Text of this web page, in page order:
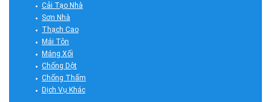
Cải Tạo Nhà
Sơn Nhà
Thạch Cao
Mái Tôn
Máng Xối
Chống Dột
Chống Thấm
Dịch Vụ Khác